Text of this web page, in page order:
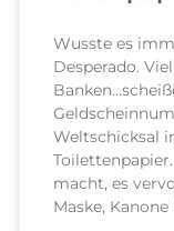
Wusste es
Desperado.
Weltschicksal
macht, es
Maske,